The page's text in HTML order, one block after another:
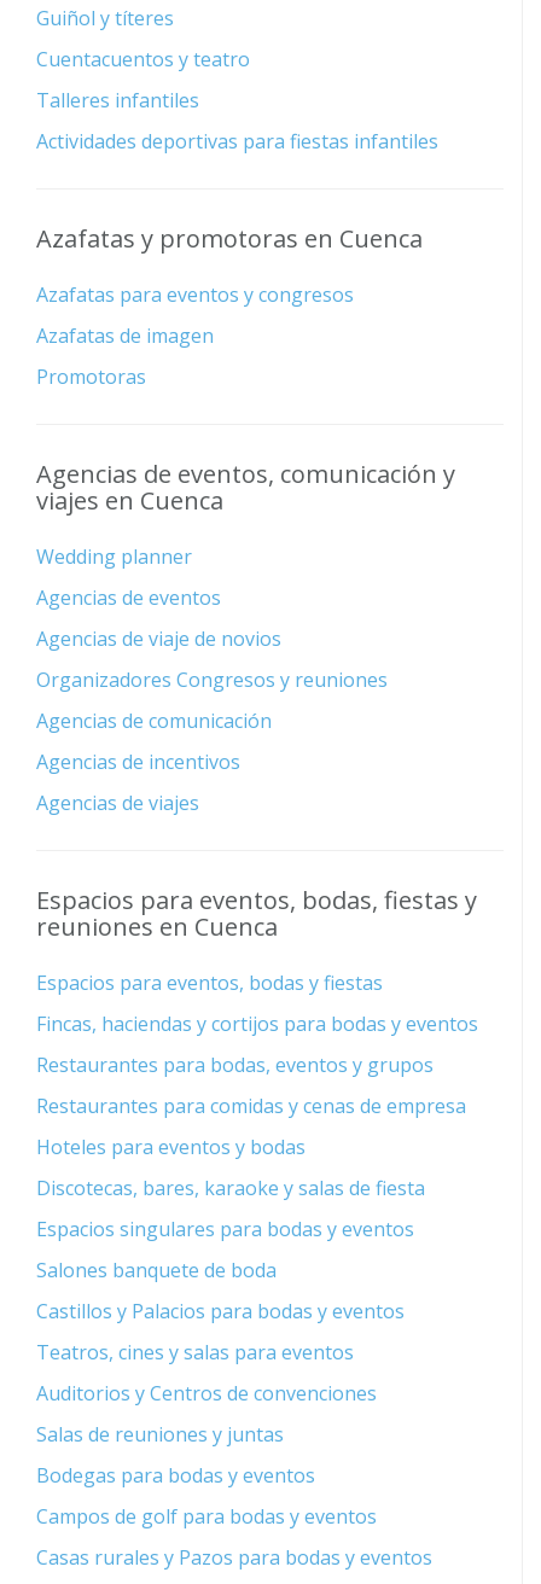
Guiñol y títeres
Cuentacuentos y teatro
Talleres infantiles
Actividades deportivas para fiestas infantiles
Azafatas y promotoras en Cuenca
Azafatas para eventos y congresos
Azafatas de imagen
Promotoras
Agencias de eventos, comunicación y
viajes en Cuenca
Wedding planner
Agencias de eventos
Agencias de viaje de novios
Organizadores Congresos y reuniones
Agencias de comunicación
Agencias de incentivos
Agencias de viajes
Espacios para eventos, bodas, fiestas y
reuniones en Cuenca
Espacios para eventos, bodas y fiestas
Fincas, haciendas y cortijos para bodas y eventos
Restaurantes para bodas, eventos y grupos
Restaurantes para comidas y cenas de empresa
Hoteles para eventos y bodas
Discotecas, bares, karaoke y salas de fiesta
Espacios singulares para bodas y eventos
Salones banquete de boda
Castillos y Palacios para bodas y eventos
Teatros, cines y salas para eventos
Auditorios y Centros de convenciones
Salas de reuniones y juntas
Bodegas para bodas y eventos
Campos de golf para bodas y eventos
Casas rurales y Pazos para bodas y eventos